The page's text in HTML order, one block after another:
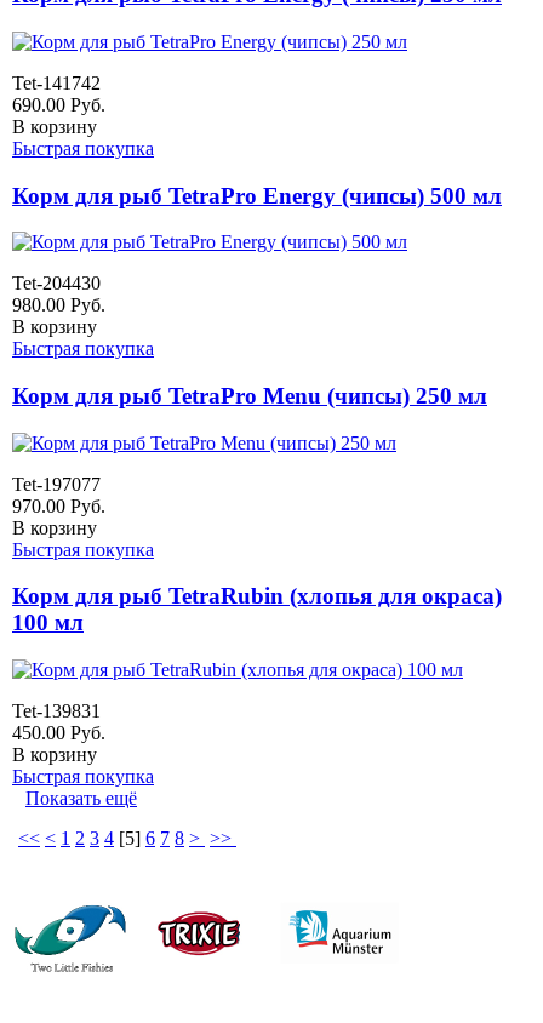
Tet-141742
690.00 Руб.
В корзину
Быстрая покупка
Корм для рыб TetraPro Energy (чипсы) 500 мл
Tet-204430
980.00 Руб.
В корзину
Быстрая покупка
Корм для рыб TetraPro Menu (чипсы) 250 мл
Tet-197077
970.00 Руб.
В корзину
Быстрая покупка
Корм для рыб TetraRubin (хлопья для окраса)
100 мл
Tet-139831
450.00 Руб.
В корзину
Быстрая покупка
Показать ещё
<< < 1 2 3 4 [5] 6 7 8 > >>